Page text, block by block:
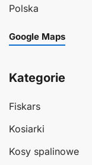
Polska
Google Maps
Kategorie
Fiskars
Kosiarki
Kosy spalinowe